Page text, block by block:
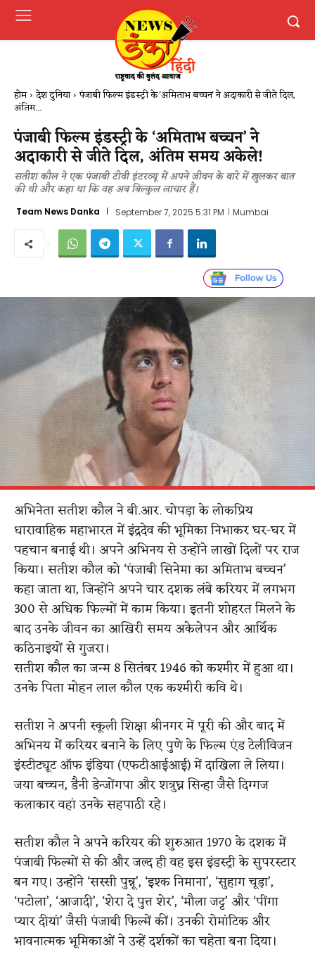
होम देश दुनिया पंजाबी फिल्म इंडस्ट्री के 'अमिताभ बच्चन' ने अदाकारी से जीते दिल,
अंतिम...
पंजाबी फिल्म इंडस्ट्री के ‘अमिताभ बच्चन’ ने
अदाकारी से जीते दिल, अंतिम समय अकेले!
सतीश कौल ने एक पंजाबी टीवी इंटरव्यू में अपने जीवन के बारे में खुलकर बात
की थी और कहा था कि वह अब बिल्‍कुल लाचार हैं।
Team News Danka September 7, 2025 5:31 PM Mumbai
अभिनेता सतीश कौल ने बी.आर. चोपड़ा के लोकप्रिय
धारावाहिक महाभारत में इंद्रदेव की भूमिका निभाकर घर-घर में
पहचान बनाई थी। अपने अभिनय से उन्होंने लाखों दिलों पर राज
किया। सतीश कौल को ‘पंजाबी सिनेमा का अमिताभ बच्चन’
कहा जाता था, जिन्होंने अपने चार दशक लंबे करियर में लगभग
300 से अधिक फिल्मों में काम किया। इतनी शोहरत मिलने के
बाद उनके जीवन का आखिरी समय अकेलेपन और आर्थिक
कठिनाइयों से गुजरा।
सतीश कौल का जन्म 8 सितंबर 1946 को कश्मीर में हुआ था।
उनके पिता मोहन लाल कौल एक कश्मीरी कवि थे।
सतीश ने अपनी स्कूली शिक्षा श्रीनगर में पूरी की और बाद में
अभिनय में करियर बनाने के लिए पुणे के फिल्म एंड टेलीविजन
इंस्टीट्यूट ऑफ इंडिया (एफटीआईआई) में दाखिला ले लिया।
जया बच्चन, डैनी डेन्जोंगपा और शत्रुघ्न सिन्हा जैसे दिग्गज
कलाकार वहां उनके सहपाठी रहे।
सतीश कौल ने अपने करियर की शुरुआत 1970 के दशक में
पंजाबी फिल्मों से की और जल्द ही वह इस इंडस्ट्री के सुपरस्टार
बन गए। उन्होंने ‘सस्सी पुन्नू’, ‘इश्क निमाना’, ‘सुहाग चूड़ा’,
‘पटोला’, ‘आजादी’, ‘शेरा दे पुत्त शेर’, ‘मौला जट्ट’ और ‘पींगा
प्यार दीयां’ जैसी पंजाबी फिल्में कीं। उनकी रोमांटिक और
भावनात्मक भूमिकाओं ने उन्हें दर्शकों का चहेता बना दिया।